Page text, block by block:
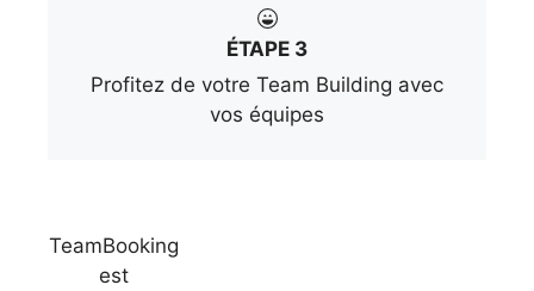
ÉTAPE 3
Profitez de votre Team Building avec
vos équipes
TeamBooking
est